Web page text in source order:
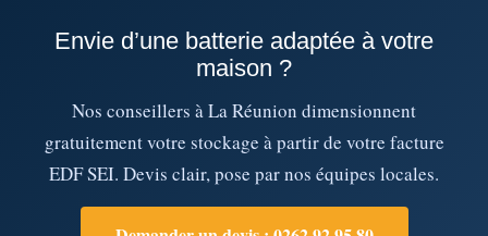
Envie d’une batterie adaptée à votre
maison ?
Nos conseillers à La Réunion dimensionnent
gratuitement votre stockage à partir de votre facture
EDF SEI. Devis clair, pose par nos équipes locales.